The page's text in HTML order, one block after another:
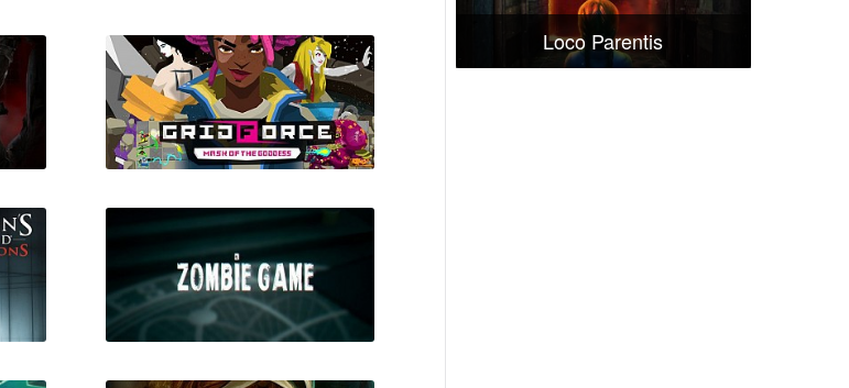
Grid Force - Mask Of The
Loco Parentis